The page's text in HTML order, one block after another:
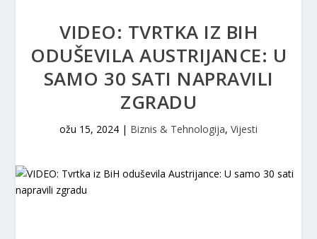
VIDEO: TVRTKA IZ BIH
ODUŠEVILA AUSTRIJANCE: U
SAMO 30 SATI NAPRAVILI
ZGRADU
ožu 15, 2024 | Biznis & Tehnologija, Vijesti